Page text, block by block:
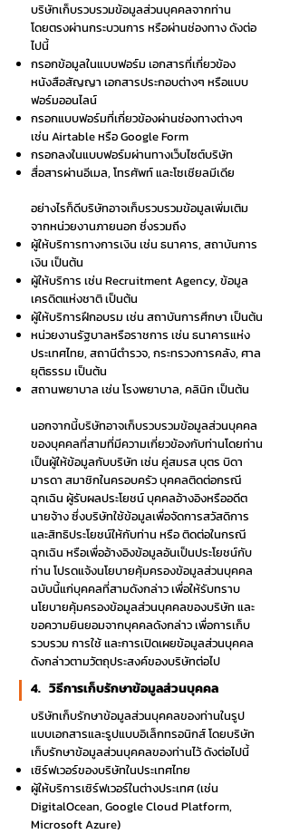
บริษัทเก็บรวบรวมข้อมูลส่วนบุคคลจากท่าน
โดยตรงผ่านกระบวนการ หรือผ่านช่องทาง ดังต่อ
ไปนี้
กรอกข้อมูลในแบบฟอร์ม เอกสารที่เกี่ยวข้อง
หนังสือสัญญา เอกสารประกอบต่างๆ หรือแบบ
ฟอร์มออนไลน์
กรอกแบบฟอร์มที่เกี่ยวข้องผ่านช่องทางต่างๆ
เช่น Airtable หรือ Google Form
กรอกลงในแบบฟอร์มผ่านทางเว็บไซต์บริษัท
สื่อสารผ่านอีเมล, โทรศัพท์ และโซเชียลมีเดีย
อย่างไรก็ดีบริษัทอาจเก็บรวบรวมข้อมูลเพิ่มเติม
จากหน่วยงานภายนอก ซึ่งรวมถึง
ผู้ให้บริการทางการเงิน เช่น ธนาคาร, สถาบันการ
เงิน เป็นต้น
ผู้ให้บริการ เช่น Recruitment Agency, ข้อมูล
เครดิตแห่งชาติ เป็นต้น
ผู้ให้บริการฝึกอบรม เช่น สถาบันการศึกษา เป็นต้น
หน่วยงานรัฐบาลหรือราชการ เช่น ธนาคารแห่ง
ประเทศไทย, สถานีตำรวจ, กระทรวงการคลัง, ศาล
ยุติธรรม เป็นต้น
สถานพยาบาล เช่น โรงพยาบาล, คลินิก เป็นต้น
นอกจากนี้บริษัทอาจเก็บรวบรวมข้อมูลส่วนบุคคล
ของบุคคลที่สามที่มีความเกี่ยวข้องกับท่านโดยท่าน
เป็นผู้ให้ข้อมูลกับบริษัท เช่น คู่สมรส บุตร บิดา
มารดา สมาชิกในครอบครัว บุคคลติดต่อกรณี
ฉุกเฉิน ผู้รับผลประโยชน์ บุคคลอ้างอิงหรืออดีต
นายจ้าง ซึ่งบริษัทใช้ข้อมูลเพื่อจัดการสวัสดิการ
และสิทธิประโยชน์ให้กับท่าน หรือ ติดต่อในกรณี
ฉุกเฉิน หรือเพื่ออ้างอิงข้อมูลอันเป็นประโยชน์กับ
ท่าน โปรดแจ้งนโยบายคุ้มครองข้อมูลส่วนบุคคล
ฉบับนี้แก่บุคคลที่สามดังกล่าว เพื่อให้รับทราบ
นโยบายคุ้มครองข้อมูลส่วนบุคคลของบริษัท และ
ขอความยินยอมจากบุคคลดังกล่าว เพื่อการเก็บ
รวบรวม การใช้ และการเปิดเผยข้อมูลส่วนบุคคล
ดังกล่าวตามวัตถุประสงค์ของบริษัทต่อไป
4. วิธีการเก็บรักษาข้อมูลส่วนบุคคล
บริษัทเก็บรักษาข้อมูลส่วนบุคคลของท่านในรูป
แบบเอกสารและรูปแบบอิเล็กทรอนิกส์ โดยบริษัท
เก็บรักษาข้อมูลส่วนบุคคลของท่านไว้ ดังต่อไปนี้
เซิร์ฟเวอร์ของบริษัทในประเทศไทย
ผู้ให้บริการเซิร์ฟเวอร์ในต่างประเทศ (เช่น
DigitalOcean, Google Cloud Platform,
Microsoft Azure)